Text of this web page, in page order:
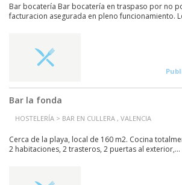
Bar bocatería Bar bocatería en traspaso por no
facturacion asegurada en pleno funcionamiento.
Bar la fonda
HOSTELERÍA > BAR EN CULLERA , VALENCIA
Cerca de la playa, local de 160 m2. Cocina
2 habitaciones, 2 trasteros, 2 puertas al exterior,...